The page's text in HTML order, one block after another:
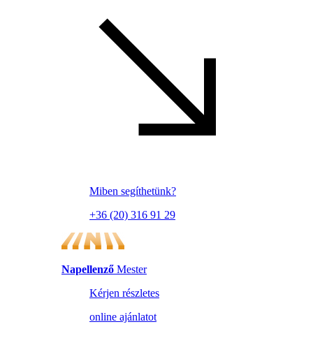
Miben segíthetünk?
+36 (20) 316 91 29
Napellenző Mester
Kérjen részletes
online ajánlatot